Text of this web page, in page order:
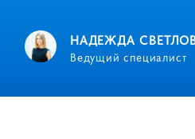
НАДЕЖДА
Ведущий специалист